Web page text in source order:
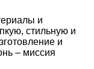
и
стильную и
и
– миссия